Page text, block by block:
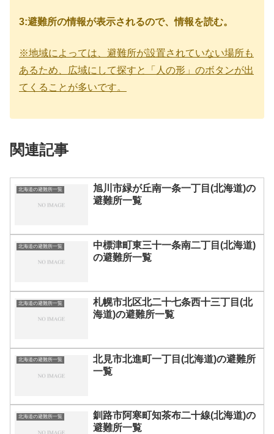
3:避難所の情報が表示されるので、情報を読む。
※地域によっては、避難所が設置されていない場所も
あるため、広域にして探すと「人の形」のボタンが出
てくることが多いです。
関連記事
北海道の避難所一覧
旭川市緑が丘南一条一丁目(北海道)の
避難所一覧
北海道の避難所一覧
中標津町東三十一条南二丁目(北海道)
の避難所一覧
北海道の避難所一覧
札幌市北区北二十七条西十三丁目(北
海道)の避難所一覧
北海道の避難所一覧
北見市北進町一丁目(北海道)の避難所
一覧
北海道の避難所一覧
釧路市阿寒町知茶布二十線(北海道)の
避難所一覧